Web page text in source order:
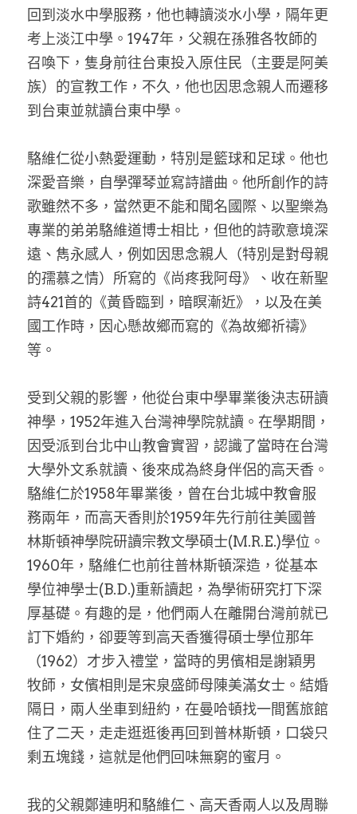
回到淡水中學服務，他也轉讀淡水小學，隔年更
考上淡江中學。1947年，父親在孫雅各牧師的
召喚下，隻身前往台東投入原住民（主要是阿美
族）的宣教工作，不久，他也因思念親人而遷移
到台東並就讀台東中學。
駱維仁從小熱愛運動，特別是籃球和足球。他也
深愛音樂，自學彈琴並寫詩譜曲。他所創作的詩
歌雖然不多，當然更不能和聞名國際、以聖樂為
專業的弟弟駱維道博士相比，但他的詩歌意境深
遠、雋永感人，例如因思念親人（特別是對母親
的孺慕之情）所寫的《尚疼我阿母》、收在新聖
詩421首的《黃昏臨到，暗瞑漸近》，以及在美
國工作時，因心懸故鄉而寫的《為故鄉祈禱》
等。
受到父親的影響，他從台東中學畢業後決志研讀
神學，1952年進入台灣神學院就讀。在學期間，
因受派到台北中山教會實習，認識了當時在台灣
大學外文系就讀、後來成為終身伴侶的高天香。
駱維仁於1958年畢業後，曾在台北城中教會服
務兩年，而高天香則於1959年先行前往美國普
林斯頓神學院研讀宗教文學碩士(M.R.E.)學位。
1960年，駱維仁也前往普林斯頓深造，從基本
學位神學士(B.D.)重新讀起，為學術研究打下深
厚基礎。有趣的是，他們兩人在離開台灣前就已
訂下婚約，卻要等到高天香獲得碩士學位那年
（1962）才步入禮堂，當時的男儐相是謝穎男
牧師，女儐相則是宋泉盛師母陳美滿女士。結婚
隔日，兩人坐車到紐約，在曼哈頓找一間舊旅館
住了二天，走走逛逛後再回到普林斯頓，口袋只
剩五塊錢，這就是他們回味無窮的蜜月。
我的父親鄭連明和駱維仁、高天香兩人以及周聯